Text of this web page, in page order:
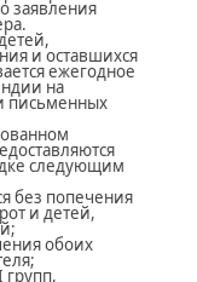
заявления
и оставшихся
ежегодное
на
письменных
следующим
без попечения
и детей,
обоих